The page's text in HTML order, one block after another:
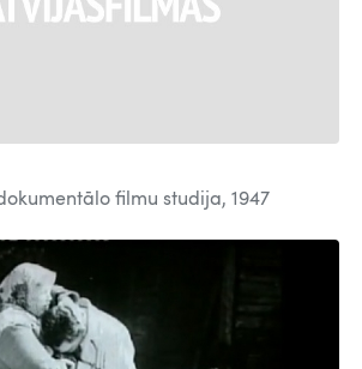
filmu studija, 1947